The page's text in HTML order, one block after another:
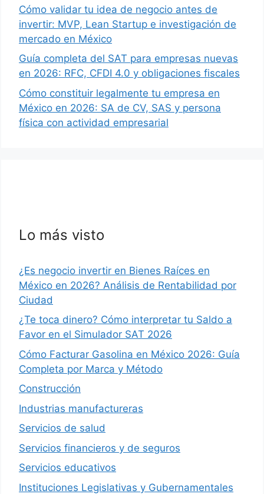
Cómo validar tu idea de negocio antes de
invertir: MVP, Lean Startup e investigación de
mercado en México
Guía completa del SAT para empresas nuevas
en 2026: RFC, CFDI 4.0 y obligaciones fiscales
Cómo constituir legalmente tu empresa en
México en 2026: SA de CV, SAS y persona
física con actividad empresarial
Lo más visto
¿Es negocio invertir en Bienes Raíces en
México en 2026? Análisis de Rentabilidad por
Ciudad
¿Te toca dinero? Cómo interpretar tu Saldo a
Favor en el Simulador SAT 2026
Cómo Facturar Gasolina en México 2026: Guía
Completa por Marca y Método
Construcción
Industrias manufactureras
Servicios de salud
Servicios financieros y de seguros
Servicios educativos
Instituciones Legislativas y Gubernamentales